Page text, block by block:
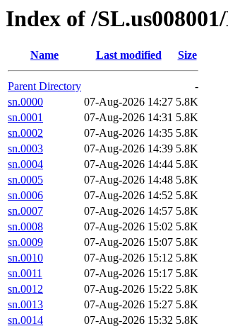
Index of /
Name Last modified Size
Parent Directory
-
sn.0000
07-Aug-2026 14:27 5.8K
sn.0001
07-Aug-2026 14:31 5.8K
sn.0002
07-Aug-2026 14:35 5.8K
sn.0003
07-Aug-2026 14:39 5.8K
sn.0004
07-Aug-2026 14:44 5.8K
sn.0005
07-Aug-2026 14:48 5.8K
sn.0006
07-Aug-2026 14:52 5.8K
sn.0007
07-Aug-2026 14:57 5.8K
sn.0008
07-Aug-2026 15:02 5.8K
sn.0009
07-Aug-2026 15:07 5.8K
sn.0010
07-Aug-2026 15:12 5.8K
sn.0011
07-Aug-2026 15:17 5.8K
sn.0012
07-Aug-2026 15:22 5.8K
sn.0013
07-Aug-2026 15:27 5.8K
sn.0014
07-Aug-2026 15:32 5.8K